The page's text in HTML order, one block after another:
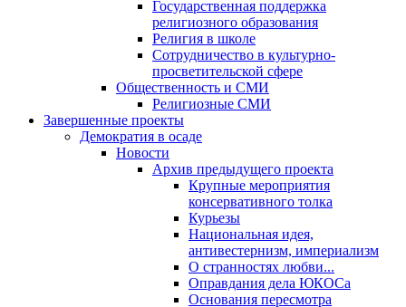
Государственная поддержка
религиозного образования
Религия в школе
Сотрудничество в культурно-
просветительской сфере
Общественность и СМИ
Религиозные СМИ
Завершенные проекты
Демократия в осаде
Новости
Архив предыдущего проекта
Крупные мероприятия
консервативного толка
Курьезы
Национальная идея,
антивестернизм, империализм
О странностях любви...
Оправдания дела ЮКОСа
Основания пересмотра